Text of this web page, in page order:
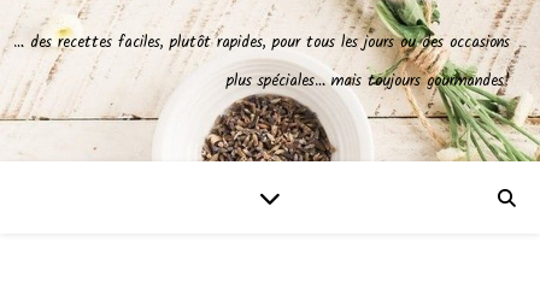
… des recettes faciles, plutôt rapides, pour tous les jours ou des occasions
plus spéciales… mais toujours gourmandes!